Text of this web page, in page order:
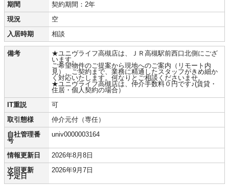
期間 契約期間：2年
現況 空
入居時期 相談
備考
★ユニヴライフ高槻店は、ＪＲ高槻駅前西口北側にござ
います。
ご希望物件のご提案から現地へのご案内（リモート内
見）、ご契約まで、業務に精通したスタッフがきめ細か
く対応いたします。何なりとご相談くださいませ。
★ユニヴライフ高槻店は、仲介手数料０円です♪(賃貸・
住居・個人契約の場合）
IT重説 可
取引態様 仲介元付（専任）
自社管理番
号
univ0000003164
情報更新日 2026年8月8日
次回更新
予定日
2026年9月7日